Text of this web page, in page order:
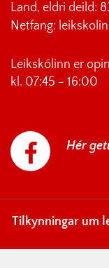
Land, eldri deild:
Netfang:
Leikskólinn er
kl. 07:45 - 16:00
Hér
Tilkynningar um